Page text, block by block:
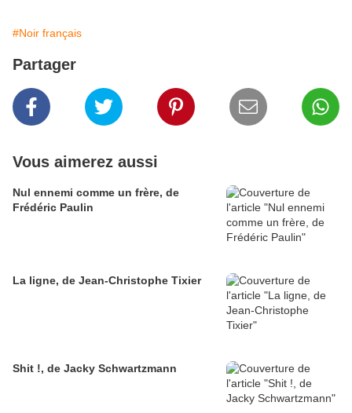
#Noir français
Partager
Vous aimerez aussi
Nul ennemi comme un frère, de
Frédéric Paulin
La ligne, de Jean-Christophe Tixier
Shit !, de Jacky Schwartzmann